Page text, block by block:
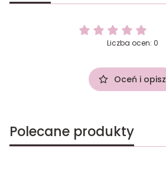
Liczba ocen: 0
Oceń i opisz
Polecane produkty